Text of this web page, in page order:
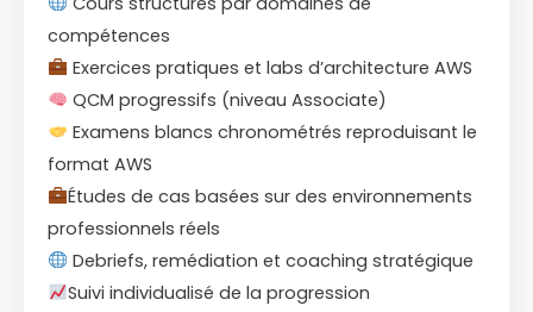
compétences
Exercices pratiques et labs d’architecture AWS
QCM progressifs (niveau Associate)
Examens blancs chronométrés reproduisant le
format AWS
Études de cas basées sur des environnements
professionnels réels
Debriefs, remédiation et coaching stratégique
Suivi individualisé de la progression